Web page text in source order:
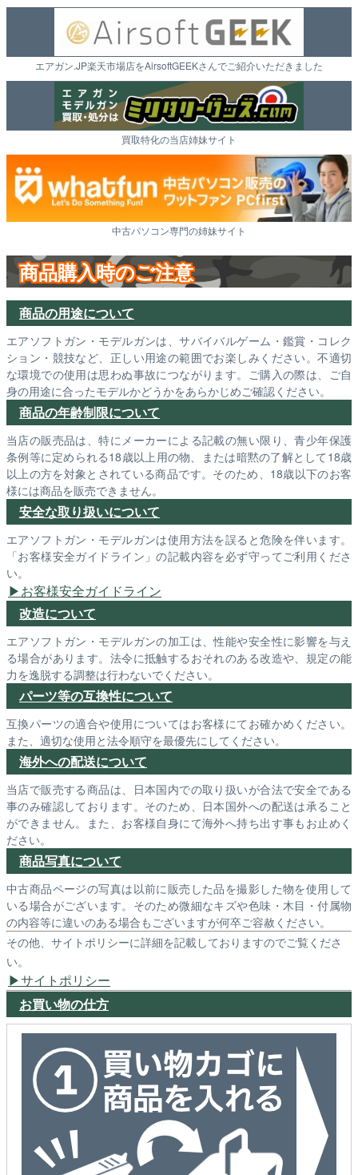
エアガン.JP楽天市場店をAirsoftGEEKさんでご紹介いただきました
買取特化の当店姉妹サイト
中古パソコン専門の姉妹サイト
商品購入時のご注意
商品の用途について
エアソフトガン・モデルガンは、サバイバルゲーム・鑑賞・コレク
ション・競技など、正しい用途の範囲でお楽しみください。不適切
な環境での使用は思わぬ事故につながります。ご購入の際は、ご自
身の用途に合ったモデルかどうかをあらかじめご確認ください。
商品の年齢制限について
当店の販売品は、特にメーカーによる記載の無い限り、青少年保護
条例等に定められる18歳以上用の物、または暗黙の了解として18歳
以上の方を対象とされている商品です。そのため、18歳以下のお客
様には商品を販売できません。
安全な取り扱いについて
エアソフトガン・モデルガンは使用方法を誤ると危険を伴います。
「お客様安全ガイドライン」の記載内容を必ず守ってご利用くださ
い。
お客様安全ガイドライン
改造について
エアソフトガン・モデルガンの加工は、性能や安全性に影響を与え
る場合があります。法令に抵触するおそれのある改造や、規定の能
力を逸脱する調整は行わないでください。
パーツ等の互換性について
互換パーツの適合や使用についてはお客様にてお確かめください。
また、適切な使用と法令順守を最優先にしてください。
海外への配送について
当店で販売する商品は、日本国内での取り扱いが合法で安全である
事のみ確認しております。そのため、日本国外への配送は承ること
ができません。また、お客様自身にて海外へ持ち出す事もお止めく
ださい。
商品写真について
中古商品ページの写真は以前に販売した品を撮影した物を使用して
いる場合がございます。そのため微細なキズや色味・木目・付属物
の内容等に違いのある場合もございますが何卒ご容赦ください。
その他、サイトポリシーに詳細を記載しておりますのでご覧くださ
い。
サイトポリシー
お買い物の仕方